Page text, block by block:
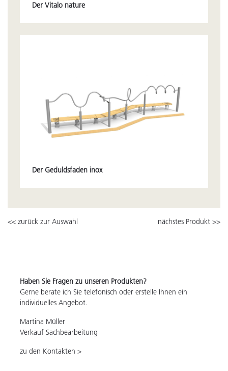
Der Vitalo nature
Der Geduldsfaden inox
<< zurück zur Auswahl nächstes Produkt >>
Haben Sie Fragen zu unseren Produkten?
Gerne berate ich Sie telefonisch oder erstelle Ihnen ein
individuelles Angebot.
Martina Müller
Verkauf Sachbearbeitung
zu den Kontakten >